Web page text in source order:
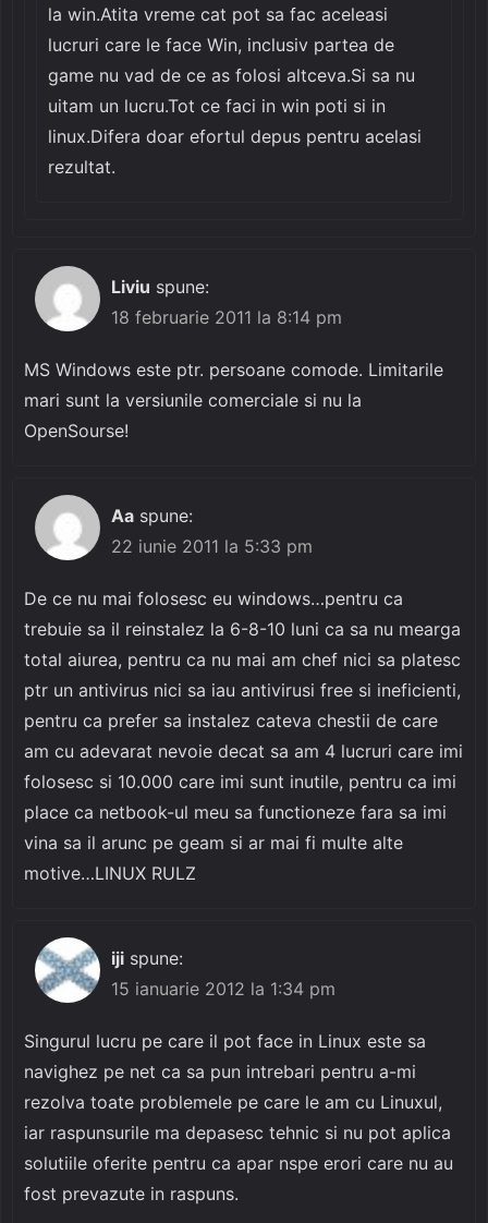
la win.Atita vreme cat pot sa fac aceleasi
lucruri care le face Win, inclusiv partea de
game nu vad de ce as folosi altceva.Si sa nu
uitam un lucru.Tot ce faci in win poti si in
linux.Difera doar efortul depus pentru acelasi
rezultat.
Liviu spune:
18 februarie 2011 la 8:14 pm
MS Windows este ptr. persoane comode. Limitarile
mari sunt la versiunile comerciale si nu la
OpenSourse!
Aa spune:
22 iunie 2011 la 5:33 pm
De ce nu mai folosesc eu windows…pentru ca
trebuie sa il reinstalez la 6-8-10 luni ca sa nu mearga
total aiurea, pentru ca nu mai am chef nici sa platesc
ptr un antivirus nici sa iau antivirusi free si ineficienti,
pentru ca prefer sa instalez cateva chestii de care
am cu adevarat nevoie decat sa am 4 lucruri care imi
folosesc si 10.000 care imi sunt inutile, pentru ca imi
place ca netbook-ul meu sa functioneze fara sa imi
vina sa il arunc pe geam si ar mai fi multe alte
motive…LINUX RULZ
iji spune:
15 ianuarie 2012 la 1:34 pm
Singurul lucru pe care il pot face in Linux este sa
navighez pe net ca sa pun intrebari pentru a-mi
rezolva toate problemele pe care le am cu Linuxul,
iar raspunsurile ma depasesc tehnic si nu pot aplica
solutiile oferite pentru ca apar nspe erori care nu au
fost prevazute in raspuns.